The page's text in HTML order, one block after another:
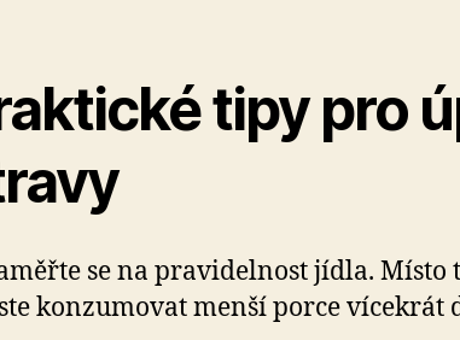
tipy pro
se na pravidelnost jídla.
konzumovat menší porce vícekrát